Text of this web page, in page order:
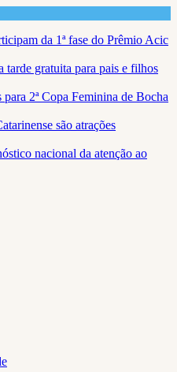
da 1ª fase do Prêmio Acic
tarde gratuita para pais e filhos
2ª Copa Feminina de Bocha
são atrações
nacional da atenção ao